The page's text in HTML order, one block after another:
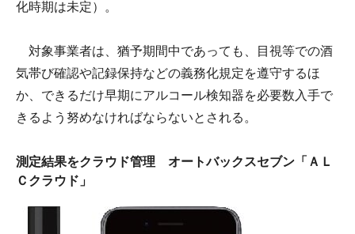
化時期は未定）。
対象事業者は、猶予期間中であっても、目視等での酒
気帯び確認や記録保持などの義務化規定を遵守するほ
か、できるだけ早期にアルコール検知器を必要数入手で
きるよう努めなければならないとされる。
測定結果をクラウド管理 オートバックスセブン「ＡＬ
Ｃクラウド」